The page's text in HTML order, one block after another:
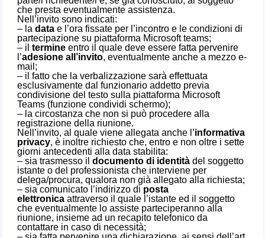
che presta eventualmente assistenza.
Nell’invito sono indicati:
– ladata e l’ora fissate per l’incontro e le condizioni di
partecipazione su piattaforma Microsoft teams;
– iltermine entro il quale deve essere fatta pervenire
l’adesione all’invito, eventualmente anche a mezzo e-
mail;
– il fatto che la verbalizzazione sarà effettuata
esclusivamente dal funzionario addetto previa
condivisione del testo sulla piattaforma Microsoft
Teams (funzione condividi schermo);
– la circostanza che non si può procedere alla
registrazione della riunione.
Nell’invito, al quale viene allegata anche l’informativa
privacy, è inoltre richiesto che, entro e non oltre i sette
giorni antecedenti alla data stabilita:
– sia trasmesso ildocumento di identità del soggetto
istante o del professionista che interviene per
delega/procura, qualora non già allegato alla richiesta;
– sia comunicato l’indirizzo di posta
elettronica attraverso il quale l’istante ed il soggetto
che eventualmente lo assiste parteciperanno alla
riunione, insieme ad un recapito telefonico da
contattare in caso di necessità;